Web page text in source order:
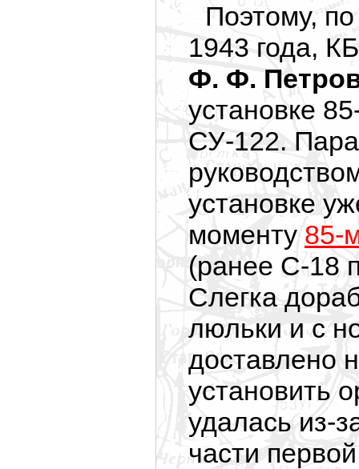
Поэтому,
1943 года,
Ф. Ф.
установке
СУ-122.
установке
моменту 85-
(ранее С-18
Слегка
люльки и с
доставлено
установить
удалась из-
части